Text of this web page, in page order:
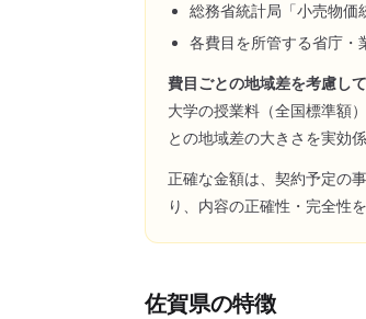
総務省統計局「小売物価
各費目を所管する省庁・
費目ごとの地域差を考慮して
大学の授業料（全国標準額
との地域差の大きさを実効
正確な金額は、契約予定の
り、内容の正確性・完全性
佐賀県の特徴